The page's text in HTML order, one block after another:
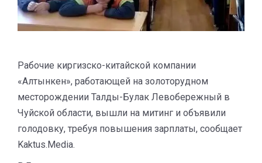
Рабочие киргизско-китайской компании
«Алтынкен», работающей на золоторудном
месторождении Талды-Булак Левобережный в
Чуйской области, вышли на митинг и объявили
голодовку, требуя повышения зарплаты, сообщает
Kaktus.Media.